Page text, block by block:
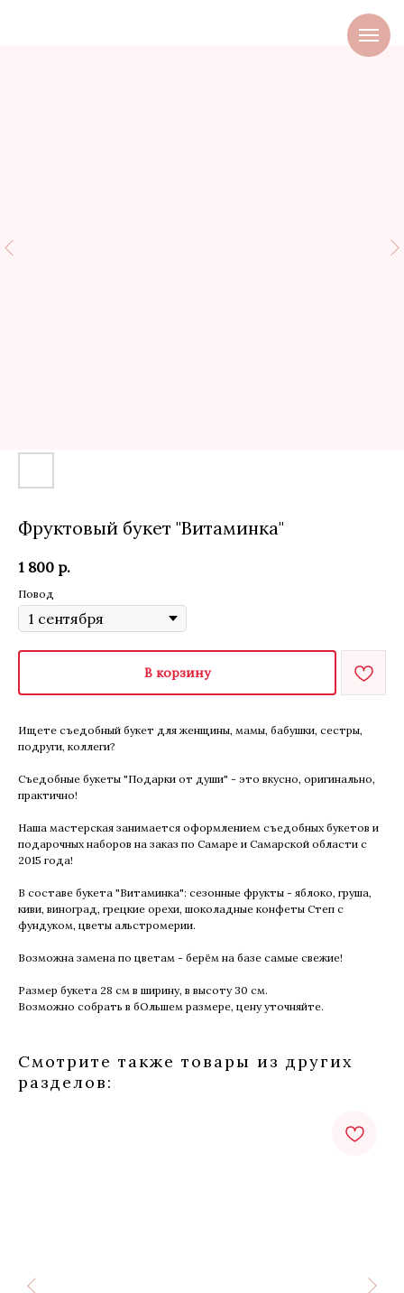
Фруктовый букет "Витаминка"
1 800 р.
Повод
В корзину
Ищете съедобный букет для женщины, мамы, бабушки, сестры,
подруги, коллеги?
Съедобные букеты "Подарки от души" - это вкусно, оригинально,
практично!
Наша мастерская занимается оформлением съедобных букетов и
подарочных наборов на заказ по Самаре и Самарской области с
2015 года!
В составе букета "Витаминка": сезонные фрукты - яблоко, груша,
киви, виноград, грецкие орехи, шоколадные конфеты Степ с
фундуком, цветы альстромерии.
Возможна замена по цветам - берём на базе самые свежие!
Размер букета 28 см в ширину, в высоту 30 см.
Возможно собрать в бОльшем размере, цену уточняйте.
Смотрите также товары из других
разделов: